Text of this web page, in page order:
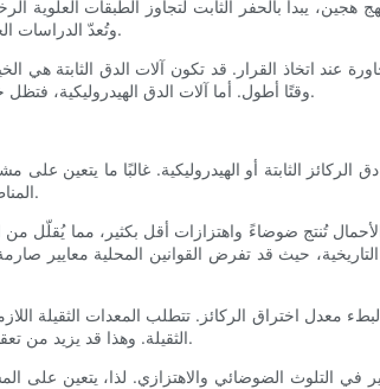
يبدأ بالحفر الثابت لتجاوز الطبقات العلوية
وتُعدّ الدراسات الجيوتقنية التفصيلية ضرورية لتحديد خصائص هذه التربة قبل اختيار طريقة الحفر.
عند اتخاذ القرار. قد تكون آلات الدق الثابتة هي
وقتًا أطول. أما آلات الدق الهيدروليكية، فتظل خيارًا فعالًا للتربة التي تستجيب جيدًا للدق بالصدمات، وحيث تُعد السرعة أولوية.
الركائز الثابتة أو الهيدروليكية. غالبًا ما يتعين
المناطق السكنية، وضوابط الاهتزاز، لا سيما في المناطق الحضرية أو الحساسة بيئيًا.
الأحمال تُنتج ضوضاءً واهتزازات أقل بكثير، مما يُقلّل
حيث قد تفرض القوانين المحلية معايير
معدل اختراق الركائز. تتطلب المعدات الثقيلة
الثقيلة. وهذا قد يزيد من تعقيد العمليات اللوجستية، لا سيما في المواقع الحضرية الضيقة أو المناطق النائية.
في التلوث الضوضائي والاهتزازي. لذا، يتعين